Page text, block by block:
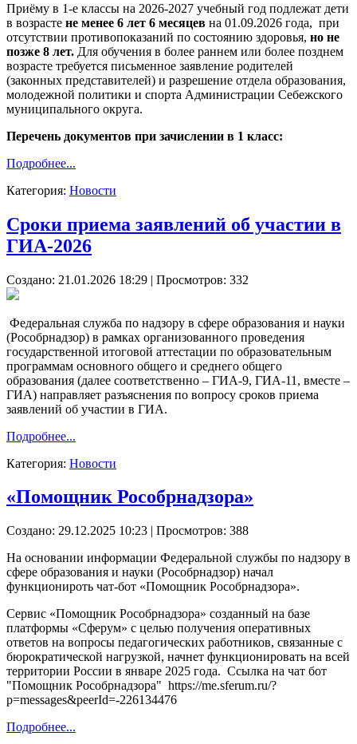
Приёму в 1-е классы на 2026-2027 учебный год подлежат дети
в возрасте не менее 6 лет 6 месяцев на 01.09.2026 года, при
отсутствии противопоказаний по состоянию здоровья, но не
позже 8 лет. Для обучения в более раннем или более позднем
возрасте требуется письменное заявление родителей
(законных представителей) и разрешение отдела образования,
молодежной политики и спорта Администрации Себежского
муниципального округа.
Перечень документов при зачислении в 1 класс:
Подробнее...
Категория: Новости
Сроки приема заявлений об участии в
ГИА-2026
Создано: 21.01.2026 18:29 | Просмотров: 332
Федеральная служба по надзору в сфере образования и науки
(Рособрнадзор) в рамках организованного проведения
государственной итоговой аттестации по образовательным
программам основного общего и среднего общего
образования (далее соответственно – ГИА-9, ГИА-11, вместе –
ГИА) направляет разъяснения по вопросу сроков приема
заявлений об участии в ГИА.
Подробнее...
Категория: Новости
«Помощник Рособрнадзора»
Создано: 29.12.2025 10:23 | Просмотров: 388
На основании информации Федеральной службы по надзору в
сфере образования и науки (Рособрнадзор) начал
функционироть чат-бот «Помощник Рособрнадзора».
Сервис «Помощник Рособрнадзора» созданный на базе
платформы «Сферум» с целью получения оперативных
ответов на вопросы педагогических работников, связанные с
бюрократической нагрузкой, начнет функционировать на всей
территории России в январе 2025 года. Ссылка на чат бот
"Помощник Рособрнадзора" https://me.sferum.ru/?
p=messages&peerId=-226134476
Подробнее...